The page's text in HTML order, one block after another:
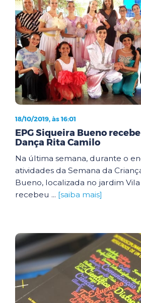
18/10/2019, às 16:01
EPG Siqueira Bueno
Dança Rita Camilo
Na última semana, durante o
atividades da Semana da
Bueno, localizada no jardim Vila
recebeu ... [saiba mais]